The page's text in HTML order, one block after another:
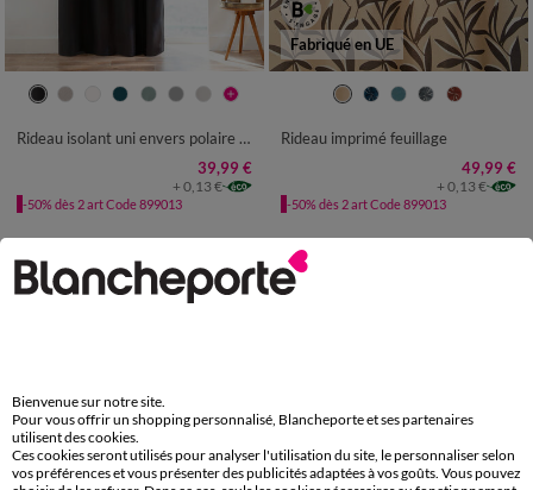
Rideau isolant uni envers polaire finition oeillets
39,99 €
+ 0,13 €
-50% dès 2 art Code 899013
Fabriqué en UE
Rideau imprimé feuillage
49,99 €
+ 0,13 €
-50% dès 2 art Code 899013
Bienvenue sur notre site.
Pour vous offrir un shopping personnalisé, Blancheporte et ses partenaires
utilisent des cookies.
Ces cookies seront utilisés pour analyser l'utilisation du site, le personnaliser selon
vos préférences et vous présenter des publicités adaptées à vos goûts. Vous pouvez